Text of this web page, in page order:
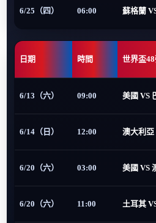
6/25（四） 06:00 蘇格蘭
日期 時間 世界盃48
6/13（六） 09:00 美國 VS
6/14（日） 12:00 澳大利亞
6/20（六） 03:00 美國 VS
6/20（六） 11:00 土耳其